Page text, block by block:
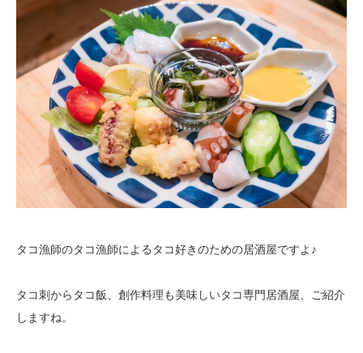
タコ漁師のタコ漁師によるタコ好きのための居酒屋ですよ♪
タコ刺からタコ飯、創作料理も美味しいタコ専門居酒屋、ご紹介
しますね。